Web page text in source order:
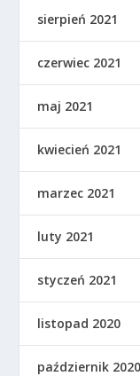
sierpień 2021
czerwiec 2021
maj 2021
kwiecień 2021
marzec 2021
luty 2021
styczeń 2021
listopad 2020
październik 2020